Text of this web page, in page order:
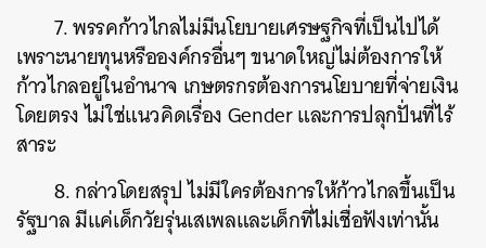
7. พรรคก้าวไกลไม่มีนโยบายเศรษฐกิจที่เป็นไปได้
เพราะนายทุนหรือองค์กรอื่นๆ ขนาดใหญ่ไม่ต้องการให้
ก้าวไกลอยู่ในอำนาจ เกษตรกรต้องการนโยบายที่จ่ายเงิน
โดยตรง ไม่ใช่แนวคิดเรื่อง Gender และการปลุกปั่นที่ไร้
สาระ
8. กล่าวโดยสรุป ไม่มีใครต้องการให้ก้าวไกลขึ้นเป็น
รัฐบาล มีแค่เด็กวัยรุ่นเสเพลและเด็กที่ไม่เชื่อฟังเท่านั้น